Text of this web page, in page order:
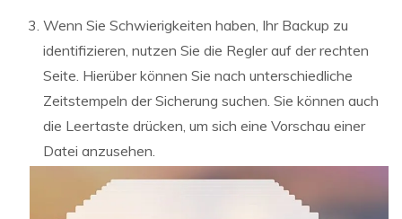
Wenn Sie Schwierigkeiten haben, Ihr Backup zu
identifizieren, nutzen Sie die Regler auf der rechten
Seite. Hierüber können Sie nach unterschiedliche
Zeitstempeln der Sicherung suchen. Sie können auch
die Leertaste drücken, um sich eine Vorschau einer
Datei anzusehen.